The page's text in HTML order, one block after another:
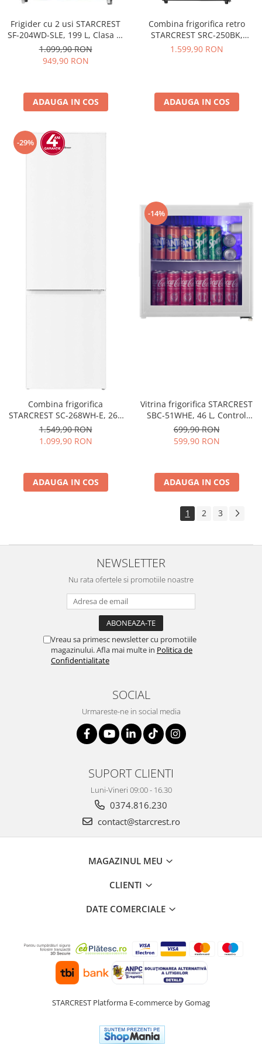
Frigider cu 2 usi STARCREST
SF-204WD-SLE, 199 L, Clasa E,
Dozator Apa, Iluminare LED,
Termostat Ajustabil, Usi
1.099,90 RON
949,90 RON
ADAUGA IN COS
Combina frigorifica retro
STARCREST SRC-250BK,
Design Vintage, Clasa E,
1.599,90 RON
ADAUGA IN COS
-29%
Combina frigorifica
STARCREST SC-268WH-E, 268
L, Clasa E, Less Frost,
Termostat reglabil, Iluminare
1.549,90 RON
1.099,90 RON
ADAUGA IN COS
-14%
Vitrina frigorifica STARCREST
SBC-51WHE, 46 L, Control
temperatura, Usa sticla, H
48.8 cm, Alb
699,90 RON
599,90 RON
ADAUGA IN COS
1 2 3
NEWSLETTER
Nu rata ofertele si promotiile noastre
Vreau sa primesc newsletter cu promotiile
magazinului. Afla mai multe in Politica de
Confidentialitate
SOCIAL
Urmareste-ne in social media
SUPORT CLIENTI
Luni-Vineri 09:00 - 16.30
0374.816.230
contact@starcrest.ro
MAGAZINUL MEU
CLIENTI
DATE COMERCIALE
STARCREST Platforma E-commerce by Gomag